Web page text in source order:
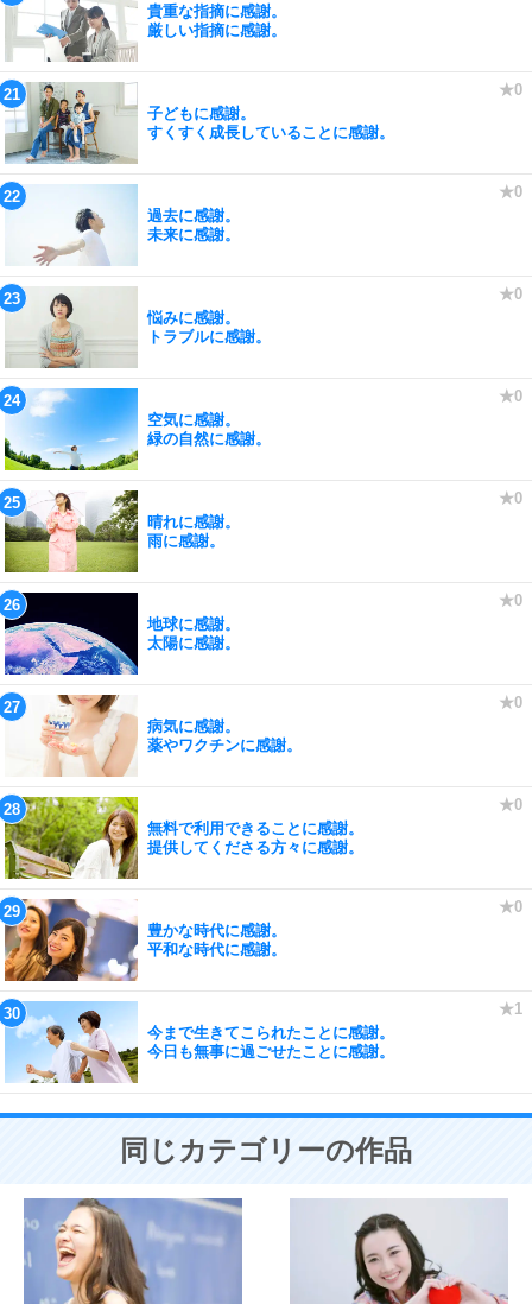
貴重な指摘に感謝。
厳しい指摘に感謝。
子どもに感謝。
すくすく成長していることに感謝。
過去に感謝。
未来に感謝。
悩みに感謝。
トラブルに感謝。
空気に感謝。
緑の自然に感謝。
晴れに感謝。
雨に感謝。
地球に感謝。
太陽に感謝。
病気に感謝。
薬やワクチンに感謝。
無料で利用できることに感謝。
提供してくださる方々に感謝。
豊かな時代に感謝。
平和な時代に感謝。
今まで生きてこられたことに感謝。
今日も無事に過ごせたことに感謝。
同じカテゴリーの作品